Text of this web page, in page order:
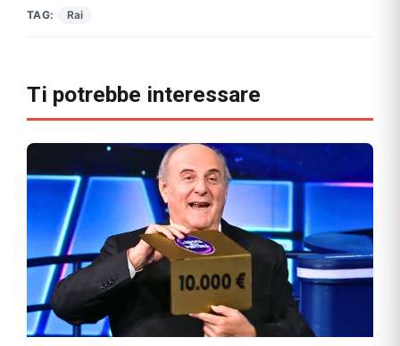
TAG: Rai
Ti potrebbe interessare